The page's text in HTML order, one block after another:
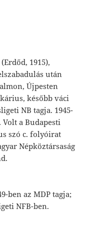
(Erdőd, 1915),
után
Újpesten
kárius,későbbváci
NBtagja. 1945-
VoltaBudapesti
szóc.folyóirat
Népköztársaság
benazMDPtagja;
NFB-ben.